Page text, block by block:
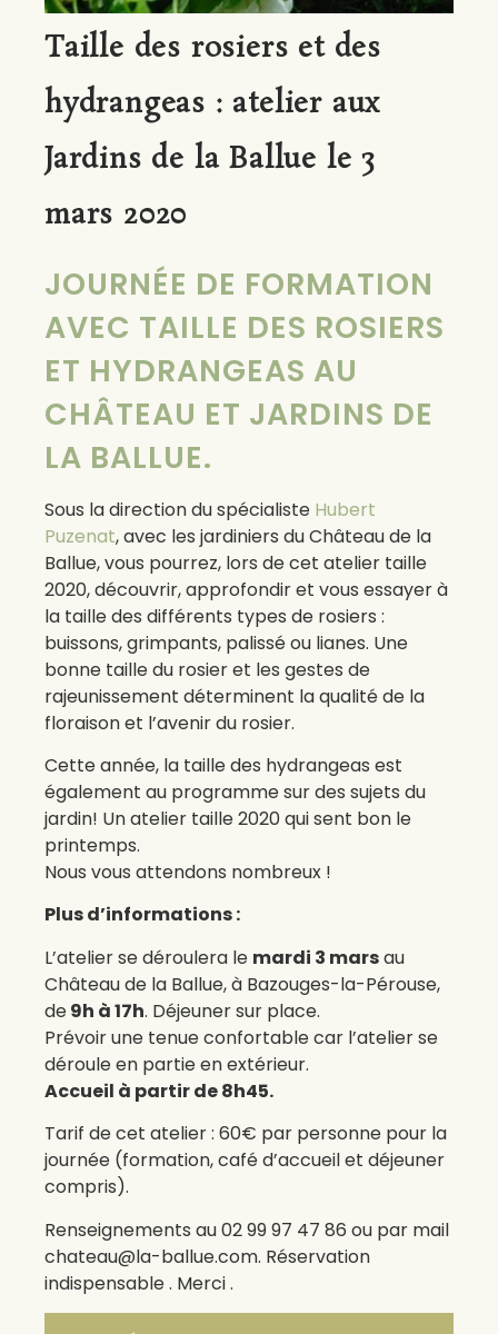
Taille des rosiers et des
hydrangeas : atelier aux
Jardins de la Ballue le 3
mars 2020
JOURNÉE DE FORMATION
AVEC TAILLE DES ROSIERS
ET HYDRANGEAS AU
CHÂTEAU ET JARDINS DE
LA BALLUE.
Sous la direction du spécialiste Hubert
Puzenat, avec les jardiniers du Château de la
Ballue, vous pourrez, lors de cet atelier taille
2020, découvrir, approfondir et vous essayer à
la taille des différents types de rosiers :
buissons, grimpants, palissé ou lianes. Une
bonne taille du rosier et les gestes de
rajeunissement déterminent la qualité de la
floraison et l’avenir du rosier.
Cette année, la taille des hydrangeas est
également au programme sur des sujets du
jardin! Un atelier taille 2020 qui sent bon le
printemps.
Nous vous attendons nombreux !
Plus d’informations :
L’atelier se déroulera le mardi 3 marsau
Château de la Ballue, à Bazouges-la-Pérouse,
de9h à 17h. Déjeuner sur place.
Prévoir une tenue confortable car l’atelier se
déroule en partie en extérieur.
Accueil à partir de 8h45.
Tarif de cet atelier : 60€ par personne pour la
journée (formation, café d’accueil et déjeuner
compris).
Renseignements au 02 99 97 47 86 ou par mail
chateau@la-ballue.com. Réservation
indispensable . Merci .